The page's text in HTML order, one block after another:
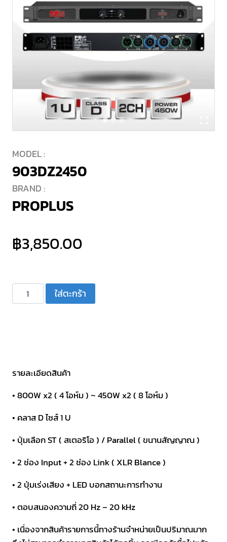
MODEL :
903DZ2450
BRAND :
PROPLUS
฿3,850.00
จำนวน
เพา
2CH
PRO
PLUS
2450
ใส่ตะกร้า
รายละเอียดสินค้า
• 800W x2 ( 4 โอห์ม ) ~ 450W x2 ( 8 โอห์ม )
• คลาส D ไซส์ 1 U
• ปุ่มเลือก ST ( สเตอริโอ ) / Parallel ( ขนานสัญญาณ )
• 2 ช่อง Input + 2 ช่อง Link ( XLR Blance )
• 2 ปุ่มเร่งเสียง + LED บอกสถานะการทำงาน
• ตอบสนองความถี่ 20 Hz – 20 kHz
• เนื่องจากสินค้ารายการนี้ทางร้านจำหน่ายเป็นปริมาณมาก